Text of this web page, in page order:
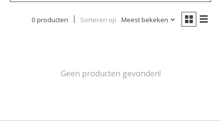
0 producten Sorteren op Meest bekeken
Geen producten gevonden!